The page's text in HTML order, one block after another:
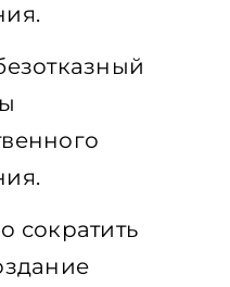
сократить